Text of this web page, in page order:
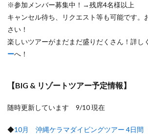
※参加メンバー募集中！→残席4名様以上
キャンセル待ち、リクエスト等も可能です。
さい！
楽しいツアーがまだまだ盛りだくさん！詳し
ーへ！
【BIG & リゾートツアー予定情報】
随時更新しています 9/10 現在
◆10月 沖縄ケラマダイビングツアー 4日